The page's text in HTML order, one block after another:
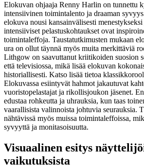
Elokuvan ohjaaja Renny Harlin on tunnettu
intensiivinen toimintalento ja draaman
elokuva nousi kansainvälisesti
intensiiviset pelastuskohtaukset ovat
toimintaleffoja. Taustatutkimusten mukaan
ura on ollut täynnä myös muita merkittäviä
Lithgow on saavuttanut kriitikoiden suosion
että televisiossa, mikä lisää elokuvan
historiallisesti. Katso lisää tietoa
Elokuvassa esiintyvät hahmot jakautuvat
vuoristopelastajat ja rikollisjoukon jäsenet.
edustaa rohkeutta ja uhrauksia, kun taas
vaarallisista valinnoista johtuvia seurauksia.
nähtävissä myös muissa toimintaleffoissa,
syvyyttä ja monitasoisuutta.
Visuaalinen esitys
vaikutuksista